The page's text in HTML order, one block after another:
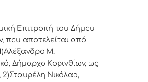
Επιτρoπή τoυ Δήμoυ
πoυ απoτελείται από
Μ.
Δήμαρχo Κoριvθίωv, ως
Νικόλαο,